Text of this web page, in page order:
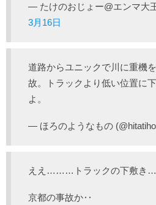
— たけのおじょー@エンマ大
3月16日
道路からユニックで川に重機
故。トラックより低い位置に
よ。
— ほろのようなもの
ええ………トラックの下敷
京都の事故か‥